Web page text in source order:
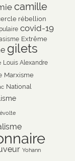
camille
rébellion
covid-19
Extrême
gilets
Louis Alexandre
Marxisme
National
Yohann